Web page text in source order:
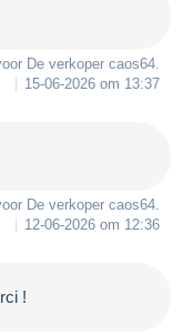
De verkoper caos64
15-06-2026 om 13:37
De verkoper caos64
12-06-2026 om 12:36
!